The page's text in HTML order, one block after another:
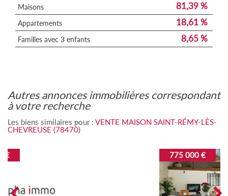
Maisons 81,39 %
Appartements 18,61 %
Familles avec 3 enfants 8,65 %
autres annonces immobilières correspondant
à votre recherche
Les biens similaires pour : VENTE MAISON SAINT-RÉMY-LÈS-
CHEVREUSE (78470)